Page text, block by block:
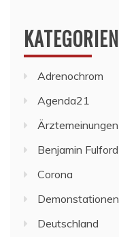
KATEGORIEN
Adrenochrom
Agenda21
Ärztemeinungen
Benjamin Fulford
Corona
Demonstationen
Deutschland